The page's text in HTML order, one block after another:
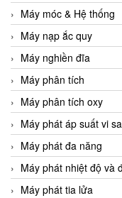
Máy móc & Hệ thống
Máy nạp ắc quy
Máy nghiền đĩa
Máy phân tích
Máy phân tích oxy
Máy phát áp suất vi
Máy phát đa năng
Máy phát nhiệt độ và
Máy phát tia lửa